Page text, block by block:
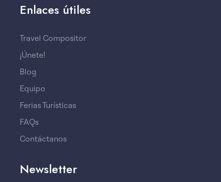
Enlaces útiles
Travel Compositor
¡Únete!
Blog
Equipo
Ferias Turísticas
FAQs
Contáctanos
Newsletter